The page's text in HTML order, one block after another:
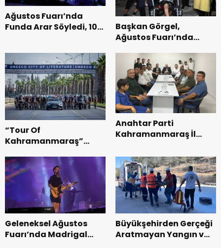
Ağustos Fuarı’nda
Funda Arar Söyledi, 100
Başkan Görgel,
Ağustos Fuarı’nda
Vatandaşlarla
Buluştu.
“Tour Of
Kahramanmaraş”
Bisikleti Turnuvası
Tamamlandı.
Anahtar Parti
Kahramanmaraş İl
Teşkilatı ile buluştu.
Geleneksel Ağustos
Fuarı’nda Madrigal
Büyükşehirden Gerçeği
Aratmayan Yangın ve